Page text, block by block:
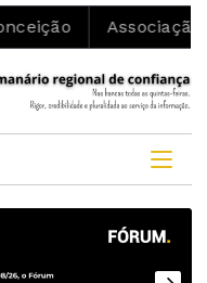
Associação